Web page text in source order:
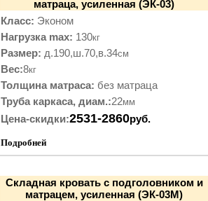
матраца, усиленная (ЭК-03)
Класс: Эконом
Нагрузка max: 130кг
Размер: д.190,ш.70,в.34см
Вес:8кг
Толщина матраса: без матраца
Труба каркаса, диам.:22мм
Цена-скидки:2531-2860руб.
Подробней
Складная кровать с подголовником и
матрацем, усиленная (ЭК-03М)